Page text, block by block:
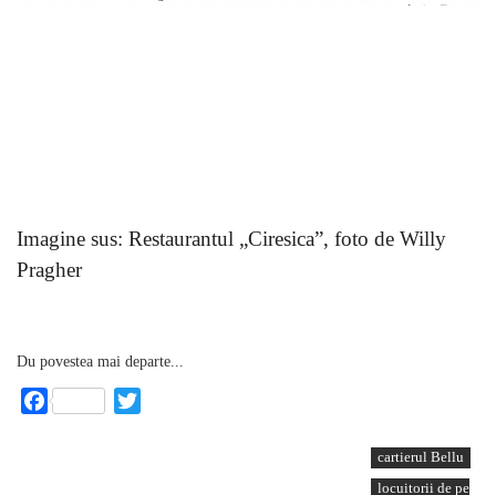
Imagine sus: Restaurantul „Ciresica”, foto de Willy
Pragher
Du povestea mai departe...
Facebook
cartierul Bellu
locuitorii de pe